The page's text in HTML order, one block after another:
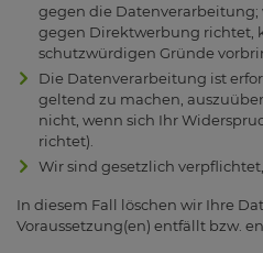
gegen die Datenverarbeitung;
gegen Direktwerbung richtet,
schutzwürdigen Gründe
Die Datenverarbeitung ist
geltend zu machen,
nicht, wenn sich Ihr
richtet).
Wir sind gesetzlich
In diesem Fall löschen wir Ihre
Voraussetzung(en) entfällt bzw.